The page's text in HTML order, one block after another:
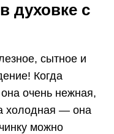
духовке с
сытное и
Когда
очень нежная,
холодная — она
можно